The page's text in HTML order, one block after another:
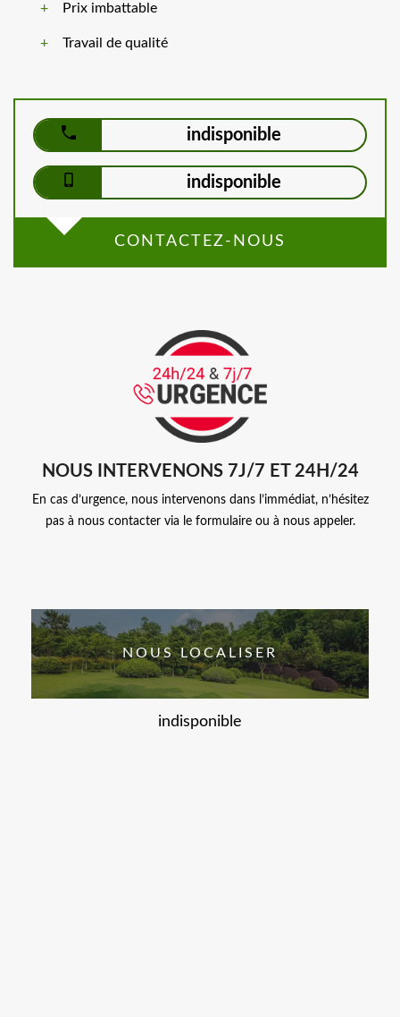
Prix imbattable
Travail de qualité
indisponible
indisponible
CONTACTEZ-NOUS
NOUS INTERVENONS 7J/7 ET 24H/24
En cas d’urgence, nous intervenons dans l’immédiat, n’hésitez
pas à nous contacter via le formulaire ou à nous appeler.
NOUS LOCALISER
indisponible